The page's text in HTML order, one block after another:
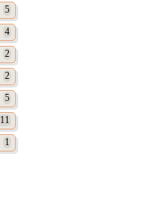
5
4
2
2
5
11
1